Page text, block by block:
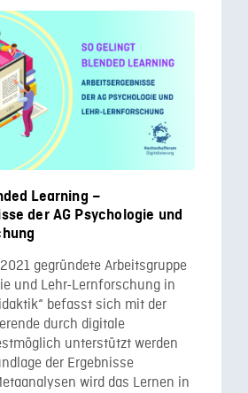
Learning –
der AG Psychologie und
gegründete Arbeitsgruppe
und Lehr-Lernforschung in
befasst sich mit der
durch digitale
unterstützt werden
der Ergebnisse
wird das Lernen in